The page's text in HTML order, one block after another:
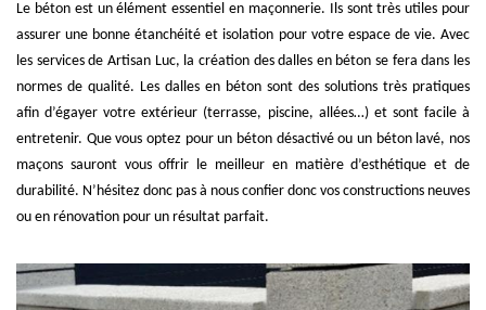
Le béton est un élément essentiel en maçonnerie. Ils sont très utiles pour
assurer une bonne étanchéité et isolation pour votre espace de vie. Avec
les services de Artisan Luc, la création des dalles en béton se fera dans les
normes de qualité. Les dalles en béton sont des solutions très pratiques
afin d’égayer votre extérieur (terrasse, piscine, allées…) et sont facile à
entretenir. Que vous optez pour un béton désactivé ou un béton lavé, nos
maçons sauront vous offrir le meilleur en matière d’esthétique et de
durabilité. N’hésitez donc pas à nous confier donc vos constructions neuves
ou en rénovation pour un résultat parfait.